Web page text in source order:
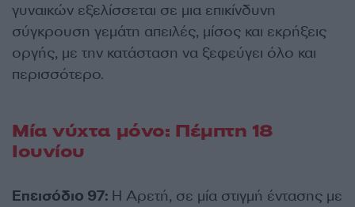
γυναικών εξελίσσεται σε μια επικίνδυνη
σύγκρουση γεμάτη απειλές, μίσος και εκρήξεις
οργής, με την κατάσταση να ξεφεύγει όλο και
περισσότερο.
Μία νύχτα μόνο: Πέμπτη 18
Ιουνίου
Επεισόδιο 97: Η Αρετή, σε μία στιγμή έντασης με